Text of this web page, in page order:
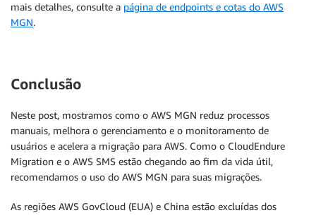
mais detalhes, consulte a página de endpoints e cotas do AWS
MGN.
Conclusão
Neste post, mostramos como o AWS MGN reduz processos
manuais, melhora o gerenciamento e o monitoramento de
usuários e acelera a migração para AWS. Como o CloudEndure
Migration e o AWS SMS estão chegando ao fim da vida útil,
recomendamos o uso do AWS MGN para suas migrações.
As regiões AWS GovCloud (EUA) e China estão excluídas dos